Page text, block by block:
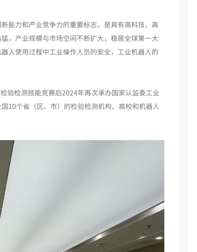
能力和产业竞争力的重要标志，是具有高科技、高
，产业规模与市场空间不断扩大，稳居全球第一大
人使用过程中工业操作人员的安全，工业机器人的
验检测技能竞赛后2024年再次承办国家认监委工业
10个省（区、市）的检验检测机构、高校和机器人